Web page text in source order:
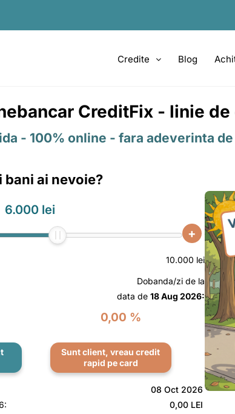
Credite Blog
CreditFix - linie
- 100% online - fara adeverinta
bani ai nevoie?
6.000 lei
+
10.000 lei
Dobanda/zi de la
data de 18 Aug 2026:
0,00 %
Sunt client, vreau credit
rapid pe card
08 Oct 2026
:
0,00 LEI